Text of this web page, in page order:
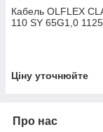
Кабель OLFLEX
110 SY 65G1,0
Ціну уточнюйте
Про нас